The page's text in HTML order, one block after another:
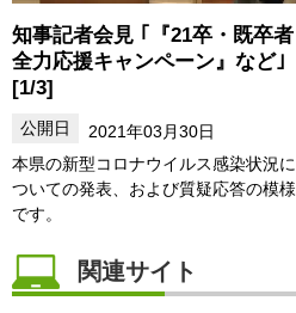
知事記者会見 ｢『21卒・既卒者
全力応援キャンペーン』など｣
[1/3]
2021年03月30日
本県の新型コロナウイルス感染状況に
ついての発表、および質疑応答の模様
です。
関連サイト